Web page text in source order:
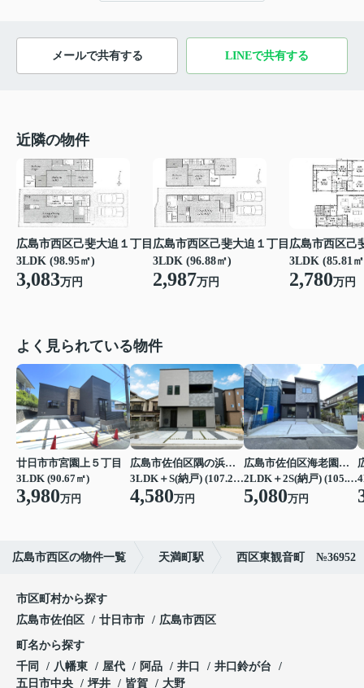
メールで共有する LINEで共有する
近隣の物件
広島市西区己斐大迫１丁目
3LDK (98.95㎡)
3,083万円
広島市西区己斐大迫１丁目
3LDK (96.88㎡)
2,987万円
広島市西区己
3LDK (85.81
2,780万円
よく見られている物件
廿日市市宮園上５丁目
3LDK (90.67㎡)
3,980万円
広島市佐伯区隅の浜２丁目
3LDK＋S(納戸) (107.23㎡)
4,580万円
広島市佐伯区海老園３丁目
2LDK＋2S(納戸) (105.16㎡)
5,080万円
広島市西区の物件一覧 天満町駅 西区東観音町 №36952
市区町村から探す
広島市佐伯区
廿日市市 広島市西区
町名から探す
千同
八幡東 屋代 阿品 井口
井口鈴が台
五日市中央
坪井 皆賀 大野